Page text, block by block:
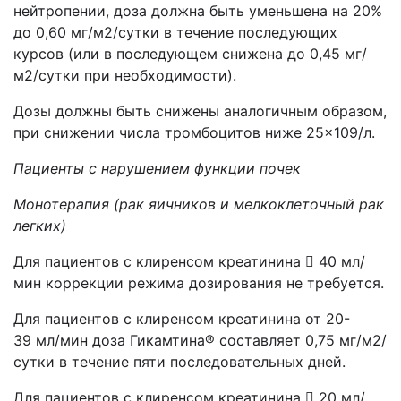
нейтропении, доза должна быть уменьшена на 20%
до 0,60 мг/м2/сутки в течение последующих
курсов (или в последующем снижена до 0,45 мг/
м2/сутки при необходимости).
Дозы должны быть снижены аналогичным образом,
при снижении числа тромбоцитов ниже 25×109/л.
Пациенты с нарушением функции почек
Монотерапия (рак яичников и мелкоклеточный рак
легких)
Для пациентов с клиренсом креатинина  40 мл/
мин коррекции режима дозирования не требуется.
Для пациентов с клиренсом креатинина от 20-
39 мл/мин доза Гикамтина® составляет 0,75 мг/м2/
сутки в течение пяти последовательных дней.
Для пациентов с клиренсом креатинина  20 мл/